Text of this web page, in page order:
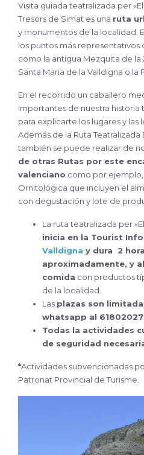
Visita guiada teatralizada per «Els Tresors de Simat». Els
Tresors de Simat es una ruta
y monumentos de la localidad.
los puntos más representativos
como la antigua Mezquita de la
Santa Maria de la Valldigna o la
En el recorrido un caballero
importantes de nuestra historia
para explicarte los lugares y las
Además de la Ruta Teatralizada
también se puede realizar de
de otras Rutas por este
valenciano como por ejemplo,
Ornitológica que incluyen el
con degustación y lote de
La ruta teatralizada per
inicia en la Tourist
Valldigna y dura 2
aproximadamente, y
comida con productos
de la localidad.
Las plazas son
whatsapp al
Todas la actividades
de seguridad
*Actividades subvencionadas
Patronat Provincial de Turisme.